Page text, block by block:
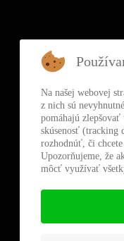
Na našej webovej
z nich sú
pomáhajú
skúsenosť (tracking
rozhodnúť, či
Upozorňujeme, že
môcť využívať